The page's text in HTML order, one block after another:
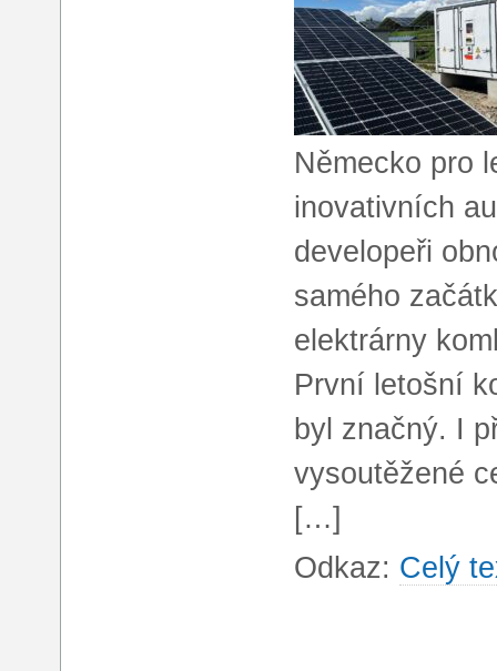
Německo pro
inovativních
developeři
samého
elektrárny
První letošní
byl značný. I
vysoutěžené
[…]
Odkaz: Celý